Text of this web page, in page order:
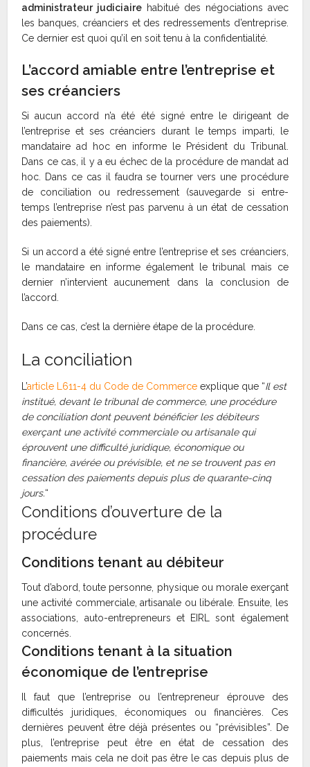
administrateur judiciaire habitué des négociations avec
les banques, créanciers et des redressements d’entreprise.
Ce dernier est quoi qu’il en soit tenu à la confidentialité.
L’accord amiable entre l’entreprise et
ses créanciers
Si aucun accord n’a été été signé entre le dirigeant de
l’entreprise et ses créanciers durant le temps imparti, le
mandataire ad hoc en informe le Président du Tribunal.
Dans ce cas, il y a eu échec de la procédure de mandat ad
hoc. Dans ce cas il faudra se tourner vers une procédure
de conciliation ou redressement (sauvegarde si entre-
temps l’entreprise n’est pas parvenu à un état de cessation
des paiements).
Si un accord a été signé entre l’entreprise et ses créanciers,
le mandataire en informe également le tribunal mais ce
dernier n’intervient aucunement dans la conclusion de
l’accord.
Dans ce cas, c’est la dernière étape de la procédure.
La conciliation
L’article L611-4 du Code de Commerce explique que “Il est
institué, devant le tribunal de commerce, une procédure
de conciliation dont peuvent bénéficier les débiteurs
exerçant une activité commerciale ou artisanale qui
éprouvent une difficulté juridique, économique ou
financière, avérée ou prévisible, et ne se trouvent pas en
cessation des paiements depuis plus de quarante-cinq
jours.“
Conditions d’ouverture de la
procédure
Conditions tenant au débiteur
Tout d’abord, toute personne, physique ou morale exerçant
une activité commerciale, artisanale ou libérale. Ensuite, les
associations, auto-entrepreneurs et EIRL sont également
concernés.
Conditions tenant à la situation
économique de l’entreprise
Il faut que l’entreprise ou l’entrepreneur éprouve des
difficultés juridiques, économiques ou financières. Ces
dernières peuvent être déjà présentes ou “prévisibles”. De
plus, l’entreprise peut être en état de cessation des
paiements mais cela ne doit pas être le cas depuis plus de